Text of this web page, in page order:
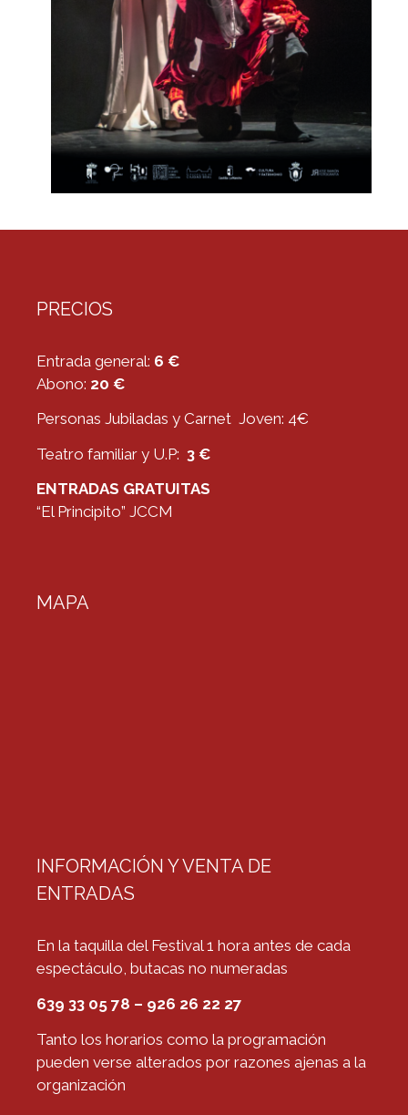
PRECIOS
Entrada general: 6 €
Abono: 20 €
Personas Jubiladas y Carnet Joven: 4€
Teatro familiar y U.P: 3 €
ENTRADAS GRATUITAS
“El Principito” JCCM
MAPA
INFORMACIÓN Y VENTA DE
ENTRADAS
En la taquilla del Festival 1 hora antes de cada
espectáculo, butacas no numeradas
639 33 05 78 – 926 26 22 27
Tanto los horarios como la programación
pueden verse alterados por razones ajenas a la
organización